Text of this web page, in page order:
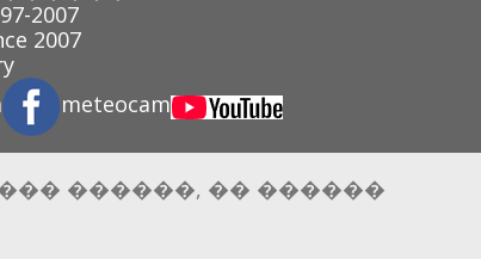
2007
2007
meteocam
������, �� ������